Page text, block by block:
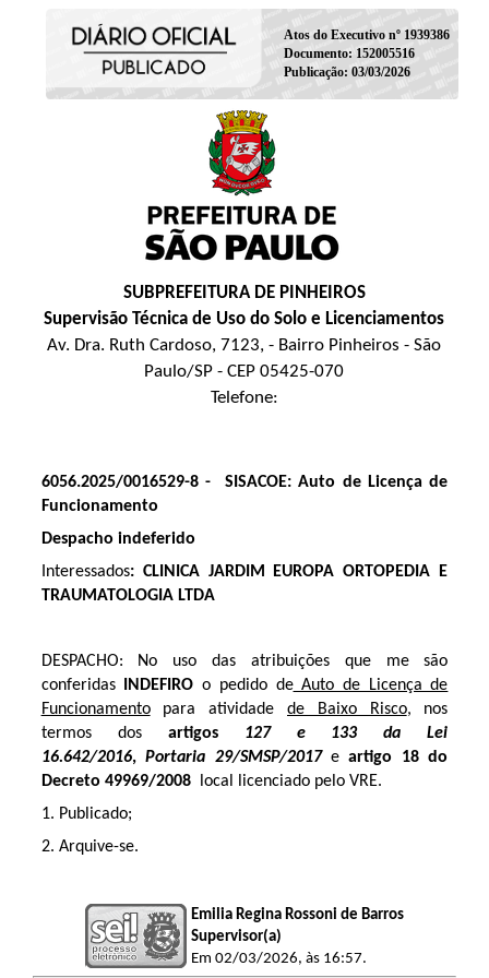
Atos do Executivo nº 1939386
Documento: 152005516
Publicação: 03/03/2026
SUBPREFEITURA DE PINHEIROS
Supervisão Técnica de Uso do Solo e Licenciamentos
Av. Dra. Ruth Cardoso, 7123, - Bairro Pinheiros - São
Paulo/SP - CEP 05425-070
Telefone:
6056.2025/0016529-8 -
SISACOE: Auto de Licença de
Funcionamento
Despacho indeferido
Interessados: CLINICA JARDIM EUROPA ORTOPEDIA E
TRAUMATOLOGIA LTDA
​DESPACHO:
No uso das atribuições que me são
conferidas
INDEFIROo pedido deAuto de Licença de
Funcionamentopara atividade de Baixo Risco, nos
termos dos artigos 127 e 133 da Lei
16.642/2016,Portaria 29/SMSP/2017eartigo 18 do
Decreto 49969/2008local licenciado pelo VRE.
1. Publicado;
2. Arquive-se.
Emilia Regina Rossoni de Barros
Supervisor(a)
Em 02/03/2026, às 16:57.